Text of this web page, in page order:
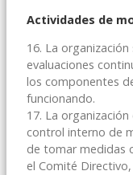
Actividades de
16. La
evaluaciones
los componentes
funcionando.
17. La
control interno de
de tomar medidas
el Comité